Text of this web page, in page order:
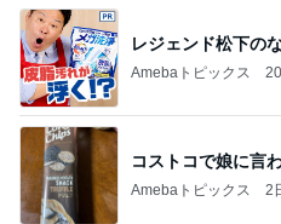
レジェンド松下の
Amebaトピックス
コストコで娘に言
Amebaトピックス 2